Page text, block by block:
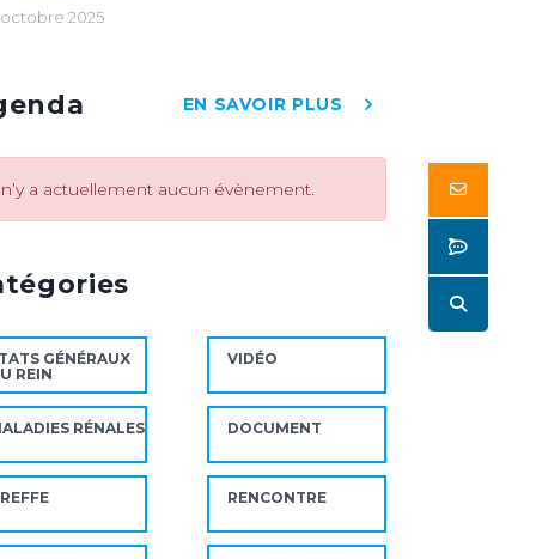
2025
EN SAVOIR PLUS
n’y a actuellement aucun évènement.
GÉNÉRAUX
REIN
VIDÉO
RÉNALES DOCUMENT
RENCONTRE